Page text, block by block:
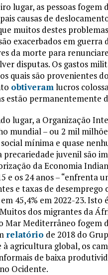
lugar, as pessoas
causas de
muitos destes
exacerbados em guerra
da morte para
disputas. Os gastos
quais são provenientes
obtiveramlucros
estão permanentemente
lugar, a Organização
mundial – ou 2 mil
mínima e quase
precariedade juvenil são
da Economia
e os 24 anos – “enfrenta
e taxas de
45,4% em 2022-23.
Muitos dos migrantes da
Mar Mediterrâneo fogem
relatório de 2018 do
à agricultura global, os
de baixa
Ocidente.